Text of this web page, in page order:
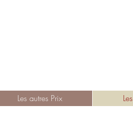
Les autres Prix